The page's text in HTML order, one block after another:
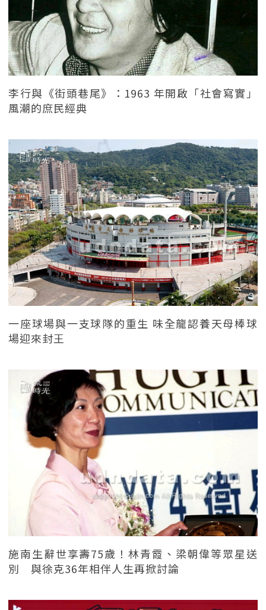
李行與《街頭巷尾》：1963 年開啟「社會寫實」
風潮的庶民經典
一座球場與一支球隊的重生 味全龍認養天母棒球
場迎來封王
施南生辭世享壽75歲！林青霞、梁朝偉等眾星送
別 與徐克36年相伴人生再掀討論